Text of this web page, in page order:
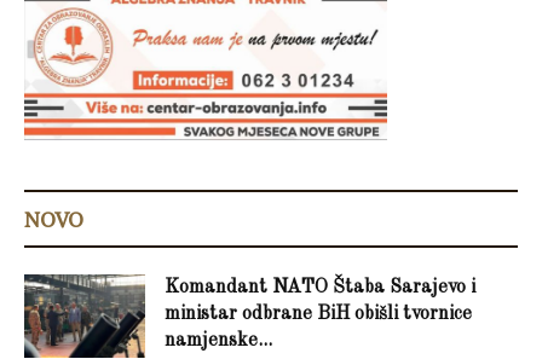
NOVO
Komandant NATO Štaba Sarajevo i
ministar odbrane BiH obišli tvornice
namjenske...